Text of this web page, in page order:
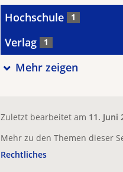
Hochschule 1
Verlag 1
Mehr zeigen
Zuletzt bearbeitet am 11. Juni
Mehr zu den Themen dieser
Rechtliches